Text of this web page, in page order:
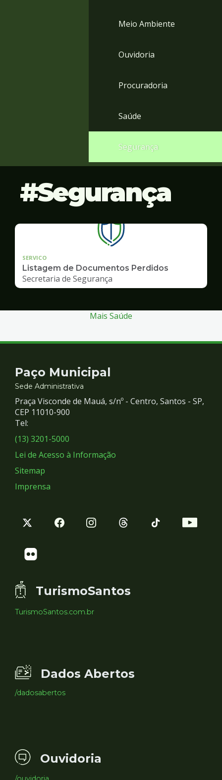
Meio Ambiente
Ouvidoria
Procuradoria
Saúde
Segurança
Segurança
SERVICO
Listagem de Documentos Perdidos
Secretaria de Segurança
Mais Saúde
Contato
e
Redes
Sociais
Paço Municipal
Sede Administrativa
Praça Visconde de Mauá, s/nº - Centro, Santos - SP,
CEP 11010-900
Tel:
(13) 3201-5000
Lei de Acesso à Informação
Sitemap
Imprensa
TurismoSantos
TurismoSantos.com.br
Dados Abertos
/dadosabertos
Ouvidoria